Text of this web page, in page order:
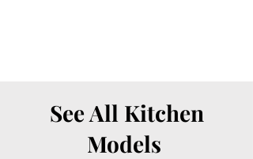
See All Kitchen
Models